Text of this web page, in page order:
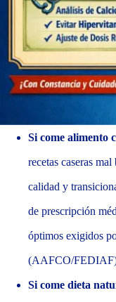
Si come alimento
recetas caseras
calidad y
de prescripción
óptimos exigidos
(AAFCO/
Si come dieta